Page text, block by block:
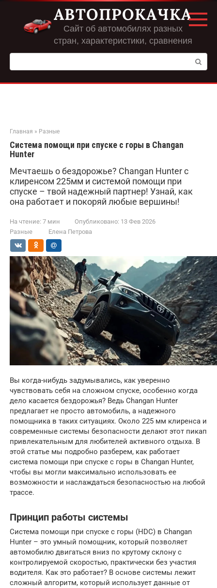
Перейти
контенту
АВТОПРОКАЧКА
Сайт об автомобилях разных
стран, характеристики, сравнения
Поиск:
Главная » Разные
Система помощи при спуске с горы в Changan
Hunter
Мечтаешь о бездорожье? Changan Hunter с
клиренсом 225мм и системой помощи при
спуске – твой надежный партнер! Узнай, как
она работает и покоряй любые вершины!
На чтение: 7 мин Опубликовано: 13 Фев 2026
Разные
Елена Петрова
Вы когда-нибудь задумывались, как уверенно
чувствовать себя на сложном спуске, особенно когда
дело касается бездорожья? Ведь Changan Hunter
предлагает не просто автомобиль, а надежного
помощника в таких ситуациях. Около 225 мм клиренса и
современные системы безопасности делают этот пикап
привлекательным для любителей активного отдыха. В
этой статье мы подробно разберем, как работает
система помощи при спуске с горы в Changan Hunter,
чтобы вы могли максимально использовать ее
возможности и наслаждаться безопасностью на любой
трассе.
Принцип работы системы
Система помощи при спуске с горы (HDC) в Changan
Hunter – это умный помощник, который позволяет
автомобилю двигаться вниз по крутому склону с
контролируемой скоростью, практически без участия
водителя. Как это работает? В основе системы лежит
сложный алгоритм, который использует данные от